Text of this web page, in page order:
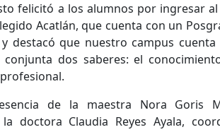
felicitó a los alumnos por ingresar
Acatlán, que cuenta con un
y destacó que nuestro campus
conjunta dos saberes: el
de la maestra Nora Goris
la doctora Claudia Reyes Ayala,